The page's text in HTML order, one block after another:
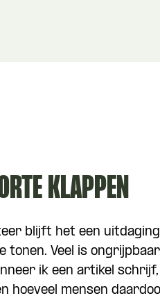
KLAPPEN
blijft het een
tonen. Veel is
ik een artikel
hoeveel mensen